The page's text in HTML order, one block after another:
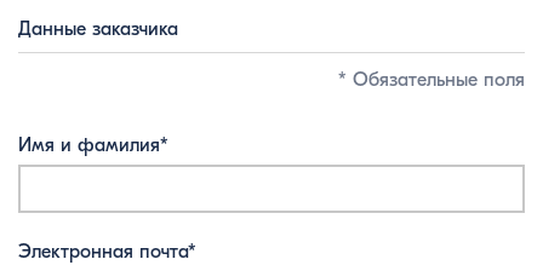
Данные заказчика
* Обязательные поля
Имя и фамилия*
Электронная почта*